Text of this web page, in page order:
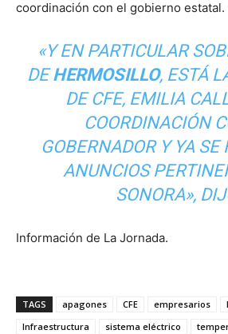
coordinación con el gobierno estatal.
«Y EN PARTICULAR
DEHERMOSILLO, ESTÁ
DE CFE, EMILIA
COORDINACIÓN
GOBERNADOR Y YA SE
ANUNCIOS
SONORA»,
Información de La Jornada.
TAGS apagones CFE empresarios
Infraestructura
sistema eléctrico